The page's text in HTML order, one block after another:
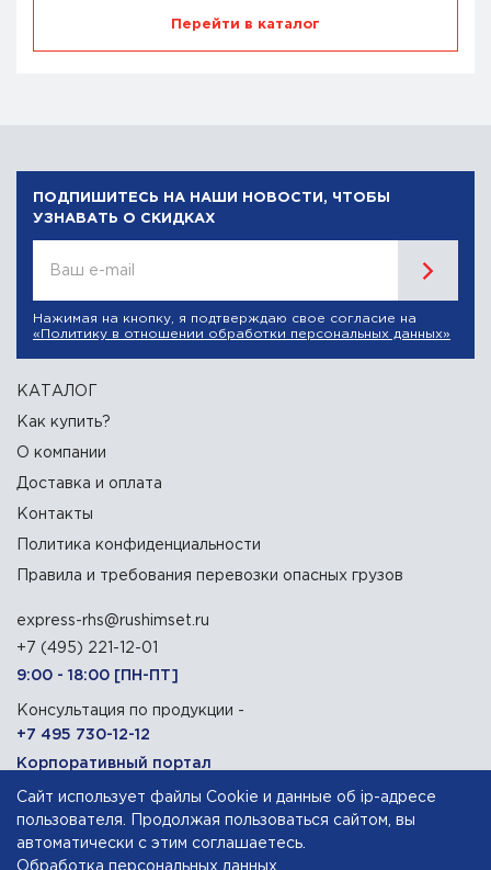
Перейти в каталог
ПОДПИШИТЕСЬ НА НАШИ НОВОСТИ, ЧТОБЫ
УЗНАВАТЬ О СКИДКАХ
Ваш e-mail
Нажимая на кнопку, я подтверждаю свое согласие на
«Политику в отношении обработки персональных данных»
КАТАЛОГ
Как купить?
О компании
Доставка и оплата
Контакты
Политика конфиденциальности
Правила и требования перевозки опасных грузов
express-rhs@rushimset.ru
+7 (495) 221-12-01
9:00 - 18:00 [ПН-ПТ]
Консультация по продукции -
+7 495 730-12-12
Корпоративный портал
129090, г. Москва, Олимпийский проспект, 14
Сайт использует файлы Cookie и данные об ip-адресе
пользователя. Продолжая пользоваться сайтом, вы
автоматически с этим соглашаетесь.
Обработка персональных данных